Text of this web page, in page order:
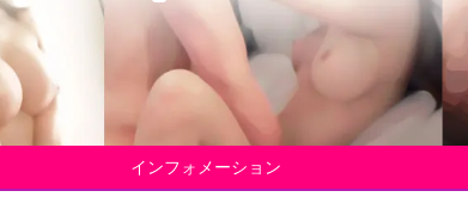
インフォメーション